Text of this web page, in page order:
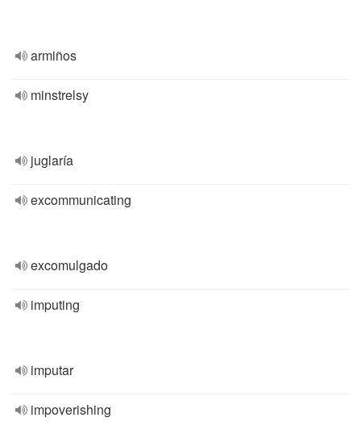
armiños
minstrelsy
juglaría
excommunicating
excomulgado
imputing
imputar
impoverishing